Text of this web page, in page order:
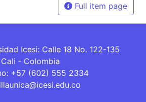
Full item page
Icesi: Calle 18 No. 122-135
Cali - Colombia
+57 (602) 555 2334